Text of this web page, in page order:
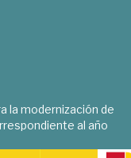
la modernización de
al año